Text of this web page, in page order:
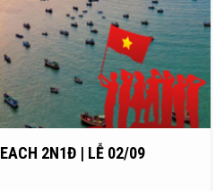
2N1Đ | LỄ 02/09